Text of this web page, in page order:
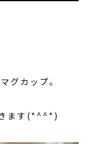
グカップ。
ます(*^^*)